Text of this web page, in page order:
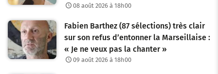
08 août 2026 à 18h00
Fabien Barthez (87 sélections) très clair
sur son refus d’entonner la Marseillaise :
« Je ne veux pas la chanter »
09 août 2026 à 18h00